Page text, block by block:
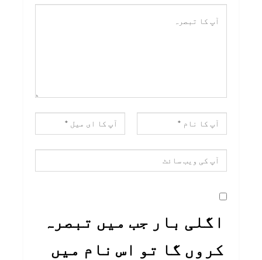
اگلی بار جب میں تبصرہ
کروں گا تو اس نام میں